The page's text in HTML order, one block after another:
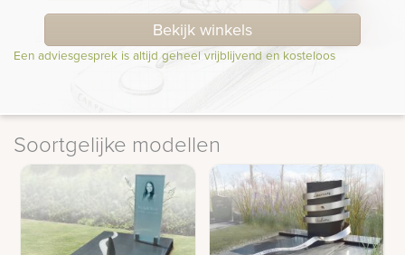
Bekijk winkels
Een adviesgesprek is altijd geheel vrijblijvend en kosteloos
Soortgelijke modellen